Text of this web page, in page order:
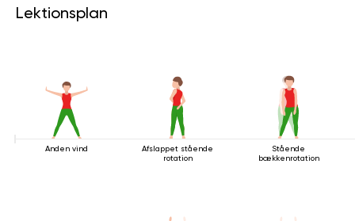
Lektionsplan
Anden vind
Afslappet stående
rotation
Stående
bækkenrotation